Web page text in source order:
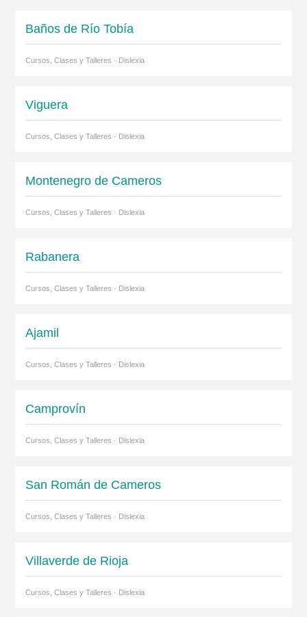
Baños de Río Tobía
Cursos, Clases y Talleres · Dislexia
Viguera
Cursos, Clases y Talleres · Dislexia
Montenegro de Cameros
Cursos, Clases y Talleres · Dislexia
Rabanera
Cursos, Clases y Talleres · Dislexia
Ajamil
Cursos, Clases y Talleres · Dislexia
Camprovín
Cursos, Clases y Talleres · Dislexia
San Román de Cameros
Cursos, Clases y Talleres · Dislexia
Villaverde de Rioja
Cursos, Clases y Talleres · Dislexia